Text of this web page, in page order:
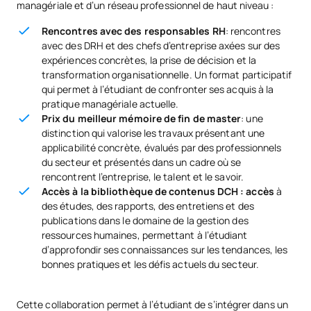
DEUXIÈME PÉRIODE DE QUATRE MOIS
Code Matières Caractère* ECTS
SM121505
Rémunération et
avantages sociaux
OB
SM121506
Gestion internationale des
ressources humaines
OB
SM121507 Stages en entreprise OB
Relations de travail et
vos doutes et profiter des facilités qu'il vous offre.
IBM
Deloitte
Arganda.
Accès avec ta carte d’étudiant UAX, sous réserve de
disponibilité et des horaires de chaque centre.
managériale et d’un réseau professionnel de haut niveau :
Rencontres avec des responsables RH: rencontres
avec des DRH et des chefs d’entreprise axées sur des
expériences concrètes, la prise de décision et la
transformation organisationnelle. Un format participatif
qui permet à l’étudiant de confronter ses acquis à la
pratique managériale actuelle.
Prix du meilleur mémoire de fin de master: une
distinction qui valorise les travaux présentant une
applicabilité concrète, évalués par des professionnels
du secteur et présentés dans un cadre où se
rencontrent l’entreprise, le talent et le savoir.
Accès à la bibliothèque de contenus DCH : accès à
des études, des rapports, des entretiens et des
publications dans le domaine de la gestion des
ressources humaines, permettant à l’étudiant
d’approfondir ses connaissances sur les tendances, les
bonnes pratiques et les défis actuels du secteur.
Cette collaboration permet à l’étudiant de s’intégrer dans un